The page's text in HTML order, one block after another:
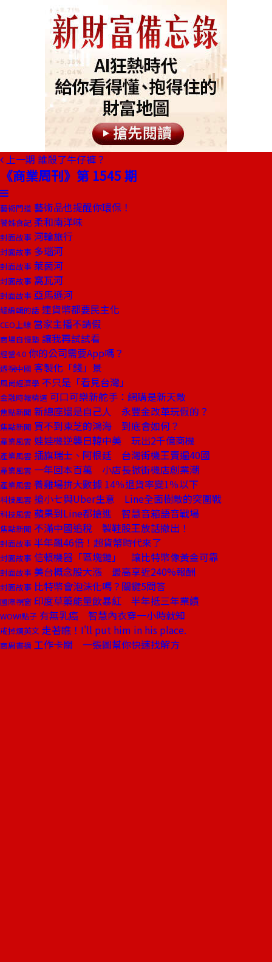
上一期 誰殺了牛仔褲？
《商業周刊》第 1545 期
藝術門道 藝術品也提醒你環保！
饕姊食記 柔和南洋味
封面故事 河輪旅行
封面故事 多瑙河
封面故事 萊茵河
封面故事 窩瓦河
封面故事 亞馬遜河
總編輯的話 連貨幣都要民主化
CEO上線 當家主播不請假
商場自慢塾 讓我再試試看
經營4.0 你的公司需要App嗎？
透視中國 客製化「錢」景
風尚經濟學 不只是「看見台灣」
金融時報精選 可口可樂新舵手：網購是新天敵
焦點新聞 新總座還是自己人 永豐金改革玩假的？
焦點新聞 買不到東芝的鴻海 到底會如何？
產業風雲 娃娃機逆襲日韓中美 玩出2千億商機
產業風雲 插旗瑞士、阿根廷 台灣街機王賣遍40國
產業風雲 一年回本百萬 小店長掀街機店創業潮
產業風雲 養雞場拚大數據 14％退貨率變1％以下
科技風雲 搶小七與Uber生意 Line全面樹敵的突圍戰
科技風雲 蘋果到Line都搶進 智慧音箱語音戰場
焦點新聞 不滿中國追稅 製鞋股王放話撤出！
封面故事 半年飆46倍！超貨幣時代來了
封面故事 信賴機器「區塊鏈」 讓比特幣像黃金可靠
封面故事 美台概念股大漲 最高享近240%報酬
封面故事 比特幣會泡沫化嗎？關鍵5問答
國際視窗 印度草藥能量飲暴紅 半年抵三年業績
WOW!點子 有無乳癌 智慧內衣穿一小時就知
戒掉爛英文 走著瞧！I'll put him in his place.
商周書摘 工作卡關 一張圖幫你快速找解方